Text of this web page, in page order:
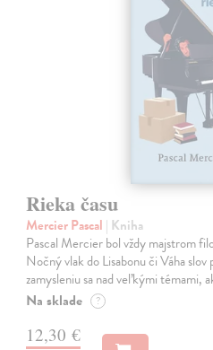
Rieka času
Mercier Pascal | Kniha
Pascal Mercier bol vždy majstrom
Nočný vlak do Lisabonu či Váha
zamysleniu sa nad veľkými témami,
Na sklade ?
12,30 €